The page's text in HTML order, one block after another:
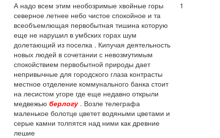
А надо всем этим необозримые хвойные горы
северное летнее небо чистое спокойное и та
всеобъемлющая первобытная тишина которую
еще не нарушил в умбских горах шум
долетающий из поселка . Кипучая деятельность
новых людей в сочетании с невозмутимым
спокойствием первобытной природы дает
непривычные для городского глаза контрасты
местное отделение коммунального банка стоит
на лесистом угоре где еще недавно открыли
медвежью берлогу. Возле телеграфа
маленькое болотце цветет водяными цветами и
серые камни толпятся над ними как древние
лешие
1